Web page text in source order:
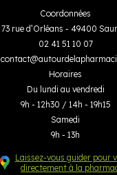
Coordonnées
73 rue d’Orléans - 49400
02 41 51 10 07
contact@
Horaires
Du lundi au vendredi
9h - 12h30 / 14h - 19h15
Samedi
9h - 13h
Laissez-vous guider pour
directement à la